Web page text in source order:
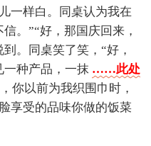
一样白。同桌认为我在
。”“好，那国庆回来，
。同桌笑了笑，“好，
一种产品，一抹 ……此处
你以前为我织围巾时，
享受的品味你做的饭菜